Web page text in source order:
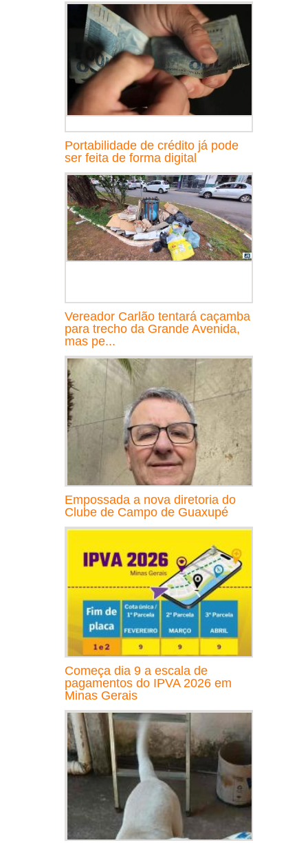
Portabilidade de crédito já pode
ser feita de forma digital
Vereador Carlão tentará caçamba
para trecho da Grande Avenida,
mas pe...
Empossada a nova diretoria do
Clube de Campo de Guaxupé
Começa dia 9 a escala de
pagamentos do IPVA 2026 em
Minas Gerais